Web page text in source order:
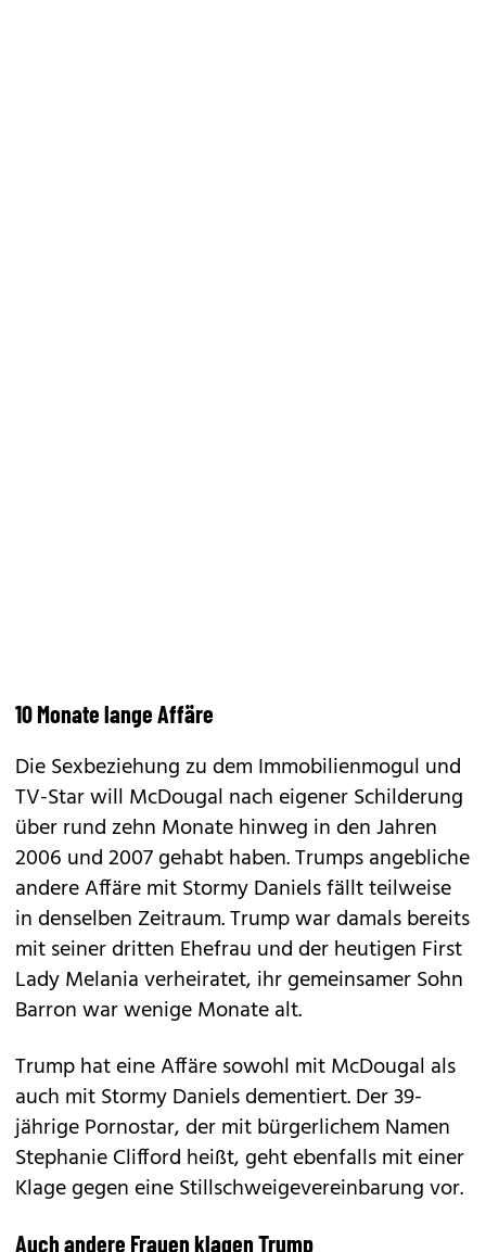
10 Monate lange Affäre
Die Sexbeziehung zu dem Immobilienmogul und
TV-Star will McDougal nach eigener Schilderung
über rund zehn Monate hinweg in den Jahren
2006 und 2007 gehabt haben. Trumps angebliche
andere Affäre mit Stormy Daniels fällt teilweise
in denselben Zeitraum. Trump war damals bereits
mit seiner dritten Ehefrau und der heutigen First
Lady Melania verheiratet, ihr gemeinsamer Sohn
Barron war wenige Monate alt.
Trump hat eine Affäre sowohl mit McDougal als
auch mit Stormy Daniels dementiert. Der 39-
jährige Pornostar, der mit bürgerlichem Namen
Stephanie Clifford heißt, geht ebenfalls mit einer
Klage gegen eine Stillschweigevereinbarung vor.
Auch andere Frauen klagen Trump